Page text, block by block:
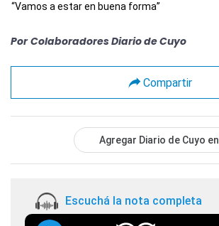
“Vamos a estar en buena forma”
Por Colaboradores Diario de Cuyo
Compartir
Agregar Diario de Cuyo en
Escuchá la nota completa